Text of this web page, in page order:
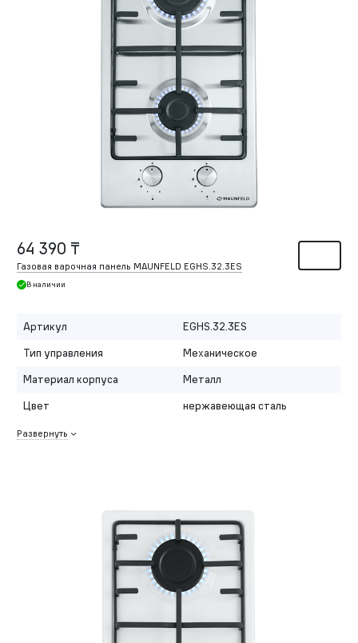
64 390 ₸
Газовая варочная панель MAUNFELD EGHS.32.3ES
В наличии
Артикул
EGHS.32.3ES
Тип управления
Механическое
Материал корпуса
Металл
Цвет
нержавеющая сталь
Развернуть